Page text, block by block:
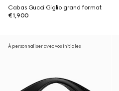
Cabas Gucci Giglio grand format
€1,900
À personnaliser avec vos initiales